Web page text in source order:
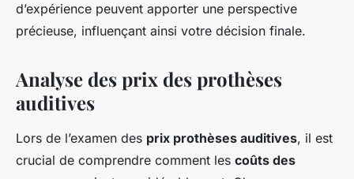
d’expérience peuvent apporter une perspective
précieuse, influençant ainsi votre décision finale.
Analyse des prix des prothèses
auditives
Lors de l’examen des prix prothèses auditives, il est
crucial de comprendre comment les coûts des